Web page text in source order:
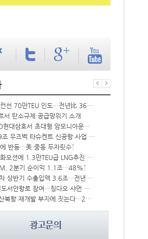
올해 상반기 신조 컨선 70만TEU 인도…전년比 36% 감소
서 탄소규제·공급망위기 소개
덴마크 머스크, HD현대삼호서 초대형 암모니아운반선 인도받아
인천공항공사, 6.9조 우즈벡 타슈켄트 신공항 사업 참여
반등…美·중동 두자릿수↑
대만 양밍해운, 한화오션에 1.3만TEU급 LNG추진 컨선 6척 발주
2분기 순이익 1.1조…48%↑
中-라오스 화물열차 상반기 수출입액 3.6조…전년比 34%↑
시노트란스, 中-인도서안항로 참여…칭다오·샤먼 직항
해수부 新청사 부산북항 재개발 부지에 짓는다…2030년 완공